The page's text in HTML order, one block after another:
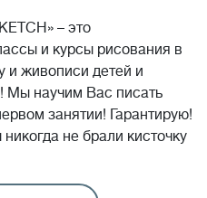
– это
и курсы рисования в
и живописи детей и
Мы научим Вас писать
занятии! Гарантирую!
не брали кисточку